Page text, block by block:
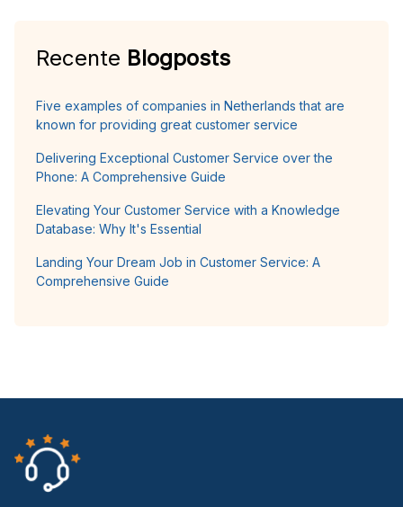
Recente Blogposts
Five examples of companies in Netherlands that are
known for providing great customer service
Delivering Exceptional Customer Service over the
Phone: A Comprehensive Guide
Elevating Your Customer Service with a Knowledge
Database: Why It's Essential
Landing Your Dream Job in Customer Service: A
Comprehensive Guide